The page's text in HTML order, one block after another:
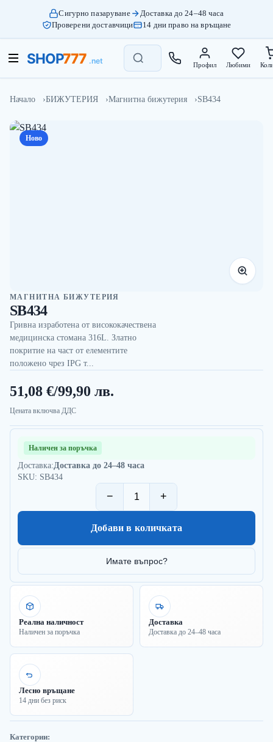
Сигурно пазаруване
Доставка до 24–48 часа
Проверени доставчици
14 дни право на връщане
Профил Любими
Начало БИЖУТЕРИЯ Магнитна бижутерия SB434
Ново
МАГНИТНА БИЖУТЕРИЯ
SB434
Гривна изработена от висококачествена
медицинска стомана 316L. Златно
покритие на част от елементите
положено чрез IPG т...
51,08 €/99,90 лв.
Цената включва ДДС
Наличен за поръчка
Доставка:Доставка до 24–48 часа
SKU: SB434
− +
Добави в количката
Имате въпрос?
Реална наличност
Наличен за поръчка
Доставка
Доставка до 24–48 часа
Лесно връщане
14 дни без риск
Категории: